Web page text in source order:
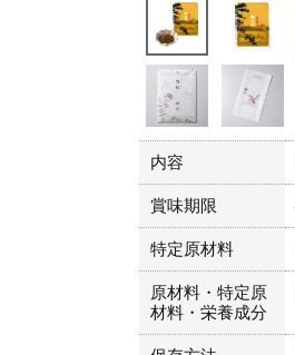
内容
賞味期限
特定原材料
原材料・特定原
材料・栄養成分